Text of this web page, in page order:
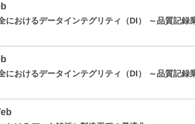
におけるデータインテグリティ（DI） ～品質記
におけるデータインテグリティ（DI） ～品質記